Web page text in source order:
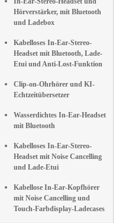
Hörverstärker, mit Bluetooth
und Ladebox
Kabelloses In-Ear-Stereo-
Headset mit Bluetooth, Lade-
Etui und Anti-Lost-Funktion
Clip-on-Ohrhörer und KI-
Echtzeitübersetzer
Wasserdichtes In-Ear-Headset
mit Bluetooth
Kabelloses In-Ear-Stereo-
Headset mit Noise Cancelling
und Lade-Etui
Kabellose In-Ear-Kopfhörer
mit Noise Cancelling und
Touch-Farbdisplay-Ladecases